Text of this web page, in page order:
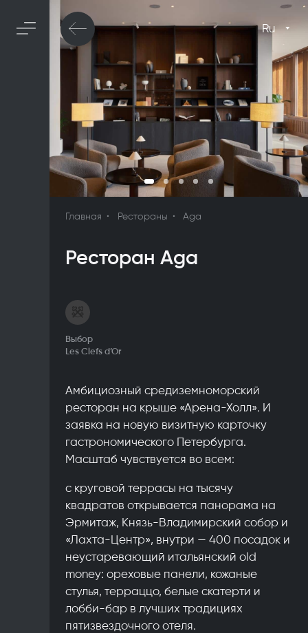
Ru
Главная Рестораны Aga
Ресторан Aga
Выбор
Les Clefs d’Or
Амбициозный средиземноморский
ресторан на крыше «Арена-Холл». И
заявка на новую визитную карточку
гастрономического Петербурга.
Масштаб чувствуется во всем:
с круговой террасы на тысячу
квадратов открывается панорама на
Эрмитаж, Князь-Владимирский собор и
«Лахта-Центр», внутри — 400 посадок и
неустаревающий итальянский old
money: ореховые панели, кожаные
стулья, терраццо, белые скатерти и
лобби-бар в лучших традициях
пятизвездочного отеля.